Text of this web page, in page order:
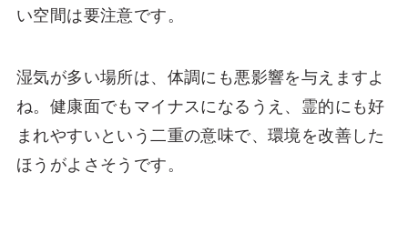
い空間は要注意です。
湿気が多い場所は、体調にも悪影響を与えますよ
ね。健康面でもマイナスになるうえ、霊的にも好
まれやすいという二重の意味で、環境を改善した
ほうがよさそうです。